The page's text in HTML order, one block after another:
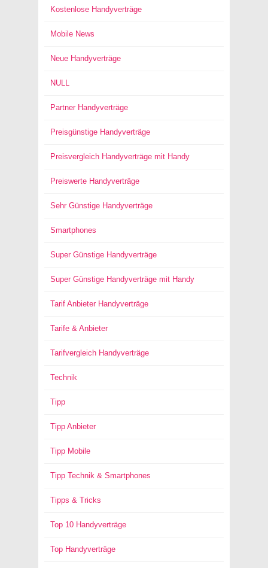
Kostenlose Handyverträge
Mobile News
Neue Handyverträge
NULL
Partner Handyverträge
Preisgünstige Handyverträge
Preisvergleich Handyverträge mit Handy
Preiswerte Handyverträge
Sehr Günstige Handyverträge
Smartphones
Super Günstige Handyverträge
Super Günstige Handyverträge mit Handy
Tarif Anbieter Handyverträge
Tarife & Anbieter
Tarifvergleich Handyverträge
Technik
Tipp
Tipp Anbieter
Tipp Mobile
Tipp Technik & Smartphones
Tipps & Tricks
Top 10 Handyverträge
Top Handyverträge